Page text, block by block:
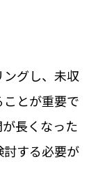
グし、未収
とが重要で
長くなった
する必要が